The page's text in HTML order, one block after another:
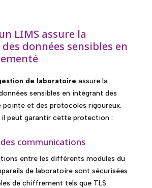
LIMS assure la
données sensibles en
de laboratoire assure la
sensibles en intégrant des
pointe et des protocoles rigoureux.
peut garantir cette protection :
communications
entre les différents modules du
de laboratoire sont sécurisées
de chiffrement tels que TLS